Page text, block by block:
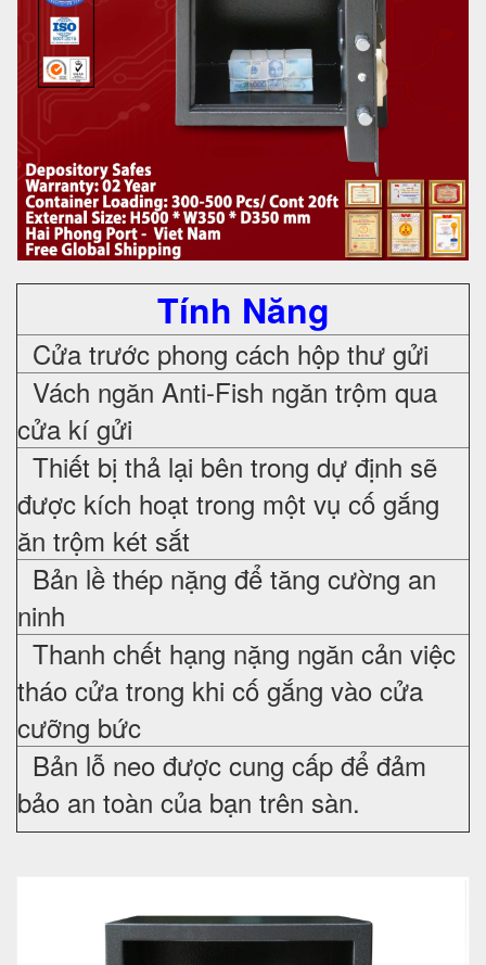
Tính Năng
Cửa trước phong cách hộp thư gửi
Vách ngăn Anti-Fish ngăn trộm qua
cửa kí gửi
Thiết bị thả lại bên trong dự định sẽ
được kích hoạt trong một vụ cố gắng
ăn trộm két sắt
Bản lề thép nặng để tăng cường an
ninh
Thanh chết hạng nặng ngăn cản việc
tháo cửa trong khi cố gắng vào cửa
cưỡng bức
Bản lỗ neo được cung cấp để đảm
bảo an toàn của bạn trên sàn.